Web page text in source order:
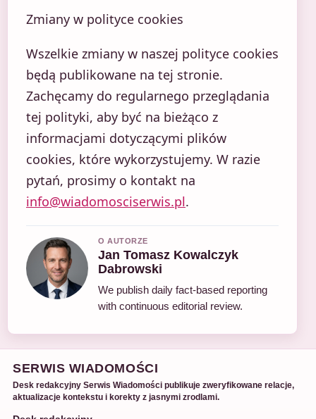
Zmiany w polityce cookies
Wszelkie zmiany w naszej polityce cookies
będą publikowane na tej stronie.
Zachęcamy do regularnego przeglądania
tej polityki, aby być na bieżąco z
informacjami dotyczącymi plików
cookies, które wykorzystujemy. W razie
pytań, prosimy o kontakt na
info@wiadomosciserwis.pl.
O AUTORZE
Jan Tomasz Kowalczyk
Dabrowski
We publish daily fact-based reporting
with continuous editorial review.
SERWIS WIADOMOŚCI
Desk redakcyjny Serwis Wiadomości publikuje zweryfikowane relacje,
aktualizacje kontekstu i korekty z jasnymi zrodlami.